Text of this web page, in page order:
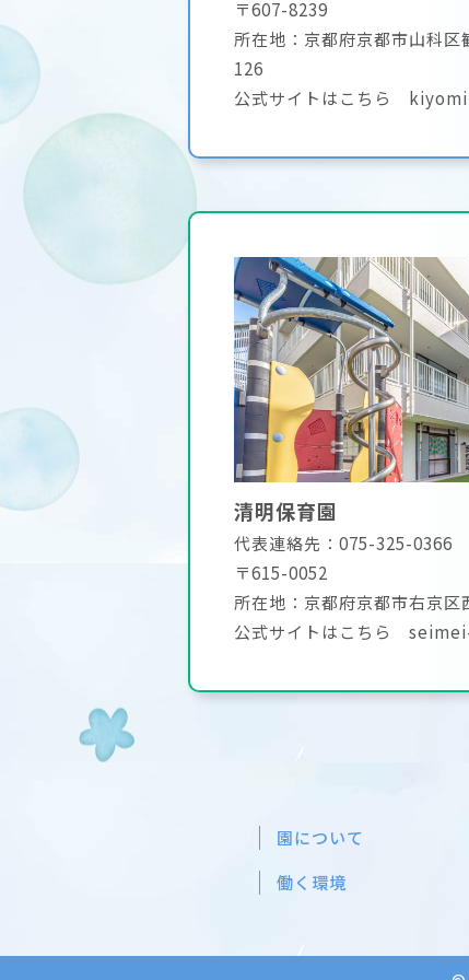
〒607-8239
所在地：京都府京都市山科区
126
公式サイトはこちら
清明保育園
代表連絡先：075-325-0366
〒615-0052
所在地：京都府京都市右京区
公式サイトはこちら
園について
働く環境